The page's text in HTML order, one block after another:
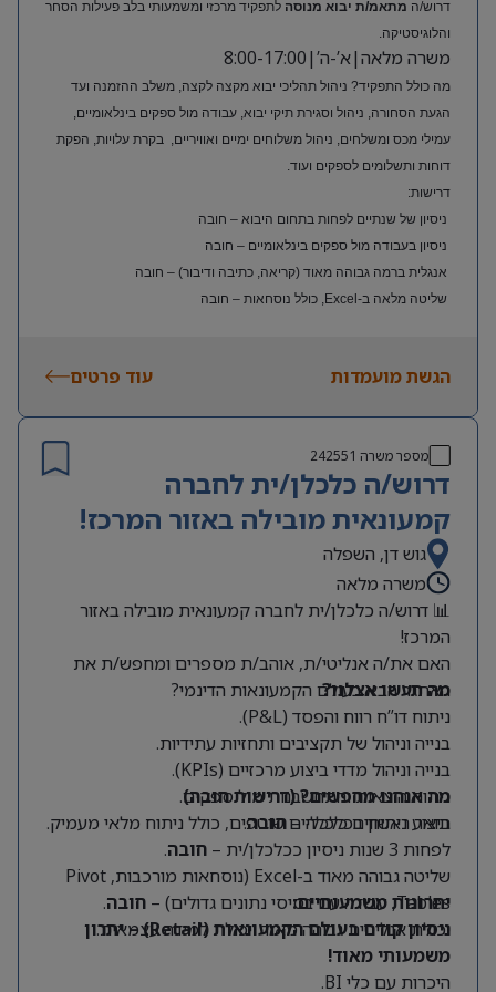
דרוש/ה מתאמ/ת יבוא מנוסה לתפקיד מרכזי ומשמעותי בלב פעילות הסחר
והלוגיסטיקה.
משרה מלאה|א’-ה’|8:00-17:00
מה כולל התפקיד? ניהול תהליכי יבוא מקצה לקצה, משלב ההזמנה ועד
הגעת הסחורה, ניהול וסגירת תיקי יבוא, עבודה מול ספקים בינלאומיים,
עמילי מכס ומשלחים, ניהול משלוחים ימיים ואוויריים, בקרת עלויות, הפקת
דוחות ותשלומים לספקים ועוד.
דרישות:
ניסיון של שנתיים לפחות בתחום היבוא – חובה
ניסיון בעבודה מול ספקים בינלאומיים – חובה
אנגלית ברמה גבוהה מאוד (קריאה, כתיבה ודיבור) – חובה
שליטה מלאה ב-Excel, כולל נוסחאות – חובה
הגשת מועמדות עוד פרטים
מספר משרה 242551
דרוש/ה כלכלן/ית לחברה
קמעונאית מובילה באזור המרכז!
גוש דן, השפלה
משרה מלאה
📊 דרוש/ה כלכלן/ית לחברה קמעונאית מובילה באזור
המרכז!
האם את/ה אנליטי/ת, אוהב/ת מספרים ומחפש/ת את
האתגר הבא בעולם הקמעונאות הדינמי?
מה תעשו אצלנו?
ניתוח דו”ח רווח והפסד (P&L).
בנייה וניהול של תקציבים ותחזיות עתידיות.
בנייה וניהול מדדי ביצוע מרכזיים (KPIs).
ניתוח הוצאות והתחשבנות מול ספקים.
ביצוע ניתוחים כלכליים שוטפים, כולל ניתוח מלאי מעמיק.
מה אנחנו מחפשים? (דרישות חובה)
תואר ראשון בכלכלה –חובה.
לפחות 3 שנות ניסיון ככלכלן/ית –
חובה.
שליטה גבוהה מאוד ב-Excel (נוסחאות מורכבות, Pivot
Tables, עבודה עם בסיסי נתונים גדולים) –
חובה.
יכולת אנליטית גבוהה מאוד ויכולת למידה עצמאית.
יתרונות משמעותיים:
ניסיון קודם בעולם הקמעונאות (Retail) – יתרון
משמעותי מאוד!
היכרות עם כלי BI.